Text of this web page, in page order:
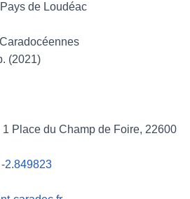
de Loudéac
(2021)
1 Place du Champ de Foire, 22600
2.849823